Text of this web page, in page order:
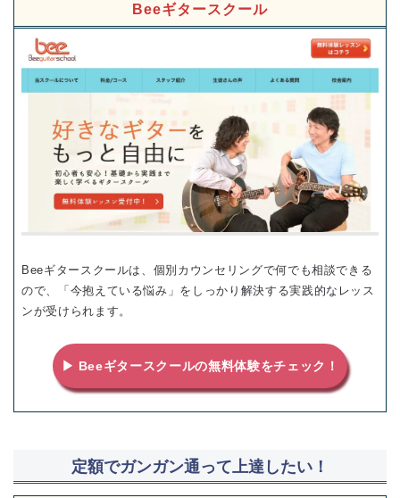
Beeギタースクール
Beeギタースクールは、個別カウンセリングで何でも相談できる
ので、「今抱えている悩み」をしっかり解決する実践的なレッス
ンが受けられます。
▶ Beeギタースクールの無料体験をチェック！
定額でガンガン通って上達したい！